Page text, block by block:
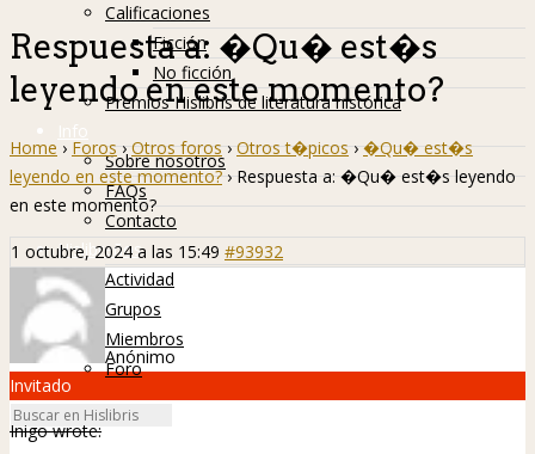
Calificaciones
Ficción
No ficción
Premios Hislibris de literatura histórica
Info
Sobre nosotros
FAQs
Contacto
Hislibreños
Actividad
Grupos
Miembros
Foro
Respuesta a: �Qu� est�s
leyendo en este momento?
Home › Foros › Otros foros › Otros t�picos › �Qu� est�s
leyendo en este momento? › Respuesta a: �Qu� est�s leyendo
en este momento?
1 octubre, 2024 a las 15:49 #93932
Anónimo
Invitado
Inigo wrote: